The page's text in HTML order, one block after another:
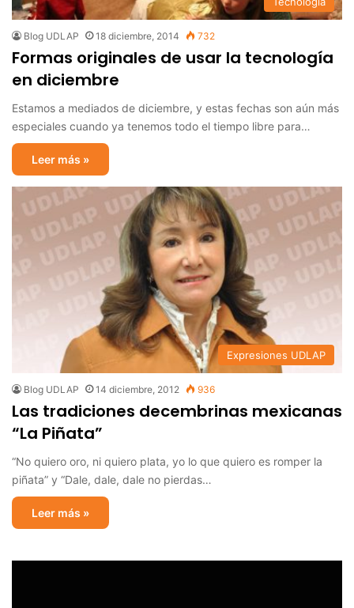
Blog UDLAP 18 diciembre, 2014 732
Formas originales de usar la tecnología
en diciembre
Estamos a mediados de diciembre, y estas fechas son aún más
especiales cuando ya tenemos todo el tiempo libre para…
Leer más »
Expresiones UDLAP
Blog UDLAP 14 diciembre, 2012 936
Las tradiciones decembrinas mexicanas
“La Piñata”
“No quiero oro, ni quiero plata, yo lo que quiero es romper la
piñata” y “Dale, dale, dale no pierdas…
Leer más »